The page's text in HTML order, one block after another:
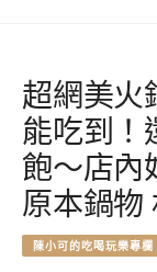
超網美火
能吃到！
飽～店內
原本鍋物
陳小可的吃喝玩樂專欄